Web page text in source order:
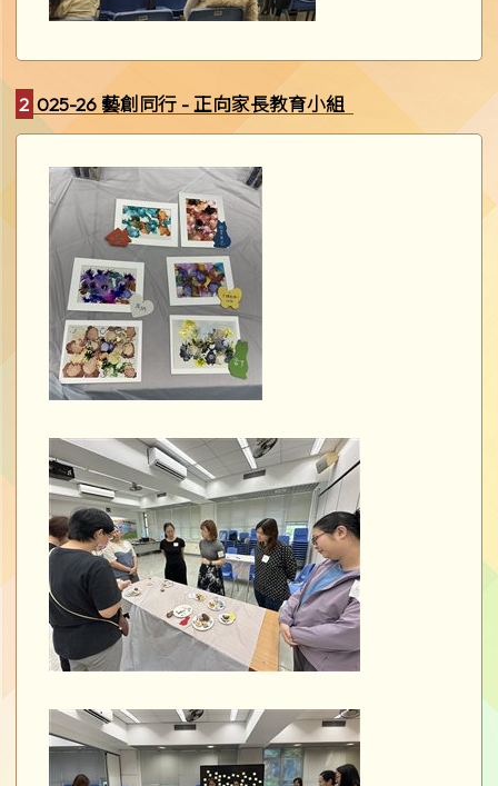
2025-26 藝創同行 - 正向家長教育小組